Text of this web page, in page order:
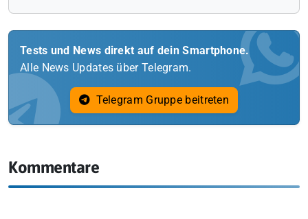
Tests und News direkt auf dein Smartphone.
Alle News Updates über Telegram.
Telegram Gruppe beitreten
Kommentare